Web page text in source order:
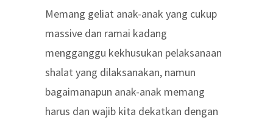
Memang geliat anak-anak yang cukup
massive dan ramai kadang
mengganggu kekhusukan pelaksanaan
shalat yang dilaksanakan, namun
bagaimanapun anak-anak memang
harus dan wajib kita dekatkan dengan